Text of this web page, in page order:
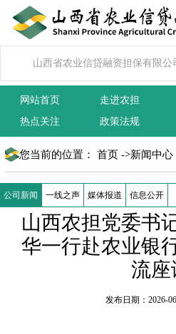
网站首页 走进农担
热点关注
政策法规
您当前的位置： 首页->新闻中心
公司新闻 一线之声 媒体报道 信息公开
山西农担党委书
华一行赴农业银
流座
发布日期：2026-